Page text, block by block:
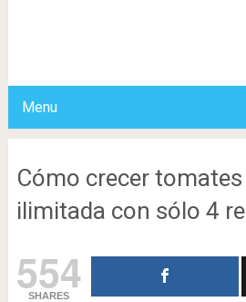
Menu
Cómo crecer
ilimitada con sólo 4
554
SHARES